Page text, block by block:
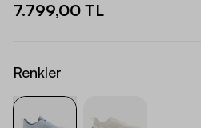
7.799,00 TL
Renkler